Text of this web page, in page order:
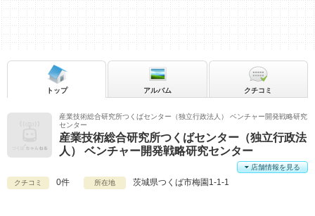
産業技術総合研究所つくばセンター（独立行政法人） ベンチャー開発戦略研究
センター
産業技術総合研究所つくばセンター（独立行政法
人） ベンチャー開発戦略研究センター
クチコミ 0件 所在地 茨城県つくば市梅園1-1-1
店舗情報を見る
トップ アルバム クチコミ